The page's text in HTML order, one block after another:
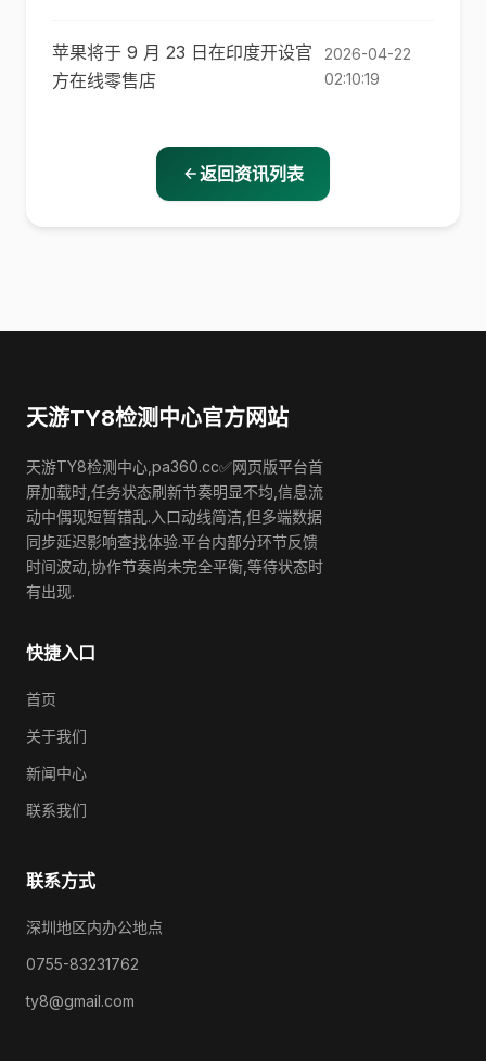
苹果将于 9 月 23 日在印度开设官
方在线零售店
2026-04-22
02:10:19
返回资讯列表
天游TY8检测中心官方网站
天游TY8检测中心,pa360.cc✅网页版平台首
屏加载时,任务状态刷新节奏明显不均,信息流
动中偶现短暂错乱.入口动线简洁,但多端数据
同步延迟影响查找体验.平台内部分环节反馈
时间波动,协作节奏尚未完全平衡,等待状态时
有出现.
快捷入口
首页
关于我们
新闻中心
联系我们
联系方式
深圳地区内办公地点
0755-83231762
ty8@gmail.com